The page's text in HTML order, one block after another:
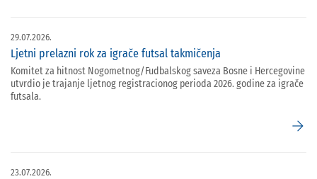
29.07.2026.
Ljetni prelazni rok za igrače futsal takmičenja
Komitet za hitnost Nogometnog/Fudbalskog saveza Bosne i Hercegovine
utvrdio je trajanje ljetnog registracionog perioda 2026. godine za igrače
futsala.
arrow_forward
23.07.2026.